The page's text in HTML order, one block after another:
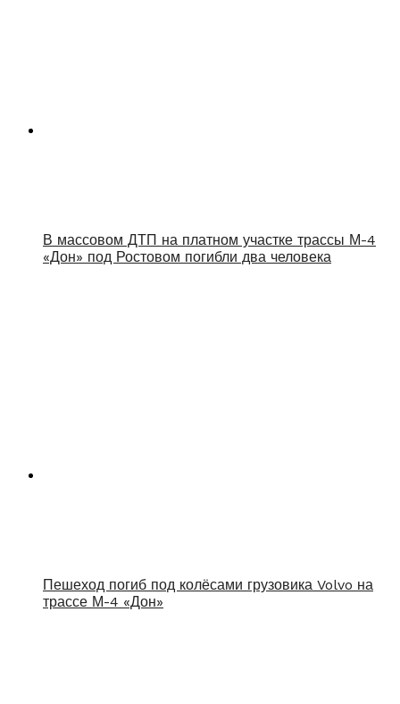
В массовом ДТП на платном участке трассы М-4
«Дон» под Ростовом погибли два человека
Пешеход погиб под колёсами грузовика Volvo на
трассе М-4 «Дон»